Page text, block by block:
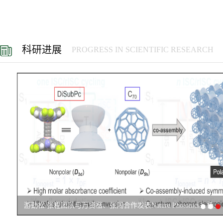
科研进展 PROGRESS IN SCIENTIFIC RESEARCH
游劲松/张程团队与万贤楷、张闯合作发表Nature Photonics：极...